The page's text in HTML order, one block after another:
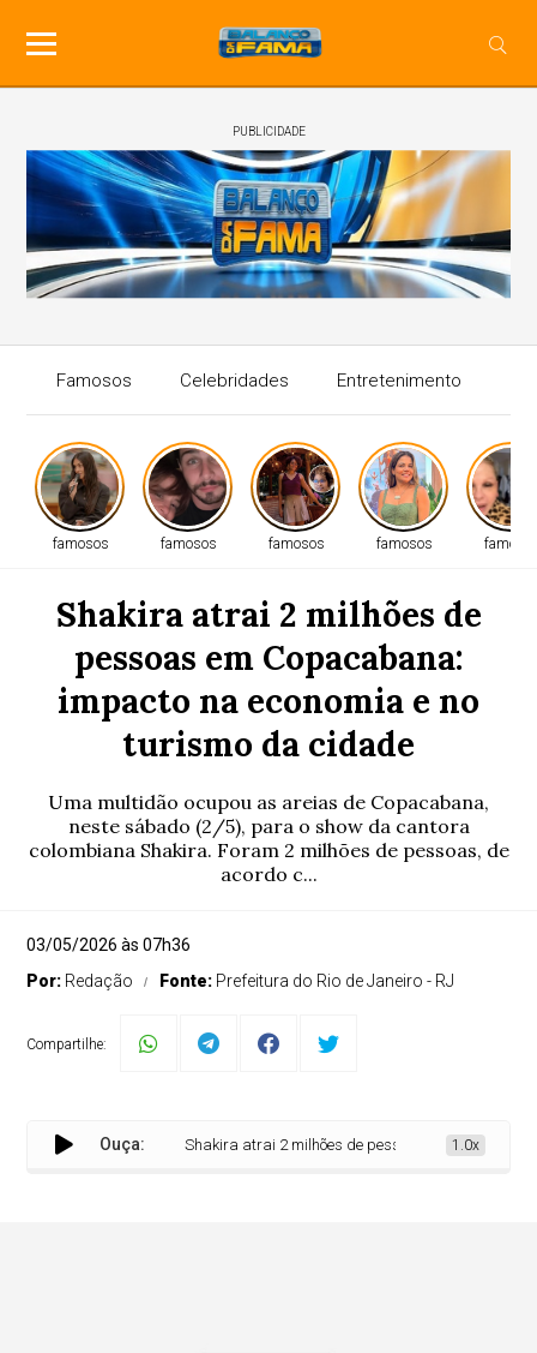
PUBLICIDADE
Famosos Celebridades Entretenimento
famosos famosos famosos famosos
Shakira atrai 2 milhões de
pessoas em Copacabana:
impacto na economia e no
turismo da cidade
Uma multidão ocupou as areias de Copacabana,
neste sábado (2/5), para o show da cantora
colombiana Shakira. Foram 2 milhões de pessoas, de
acordo c...
03/05/2026 às 07h36
Por: Redação Fonte: Prefeitura do Rio de Janeiro - RJ
Compartilhe:
Ouça: Shakira atrai 2 milhões de pessoas em Copacabana:
1.0x